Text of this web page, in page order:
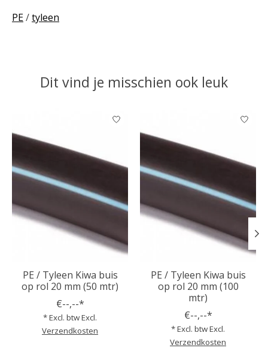
PE/tyleen
Dit vind je misschien ook leuk
Items van productcarrousel
PE / Tyleen Kiwa buis
op rol 20 mm (50 mtr)
€--,--*
* Excl. btw Excl.
Verzendkosten
PE / Tyleen Kiwa buis
op rol 20 mm (100
mtr)
€--,--*
* Excl. btw Excl.
Verzendkosten